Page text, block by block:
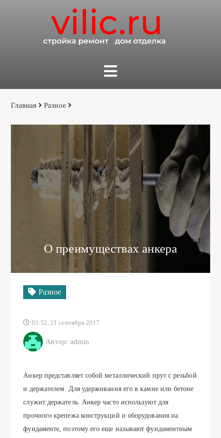
Главная Разное
О преимуществах анкера
Разное
03:52, 21 сентября 2017
Автор: admin
Анкер представляет собой металлический прут с резьбой
и держателем. Для удерживания его в камне или бетоне
служит держатель. Анкер часто используют для
прочного крепежа конструкций и оборудования на
фундаменте, поэтому его еще называют фундаментным